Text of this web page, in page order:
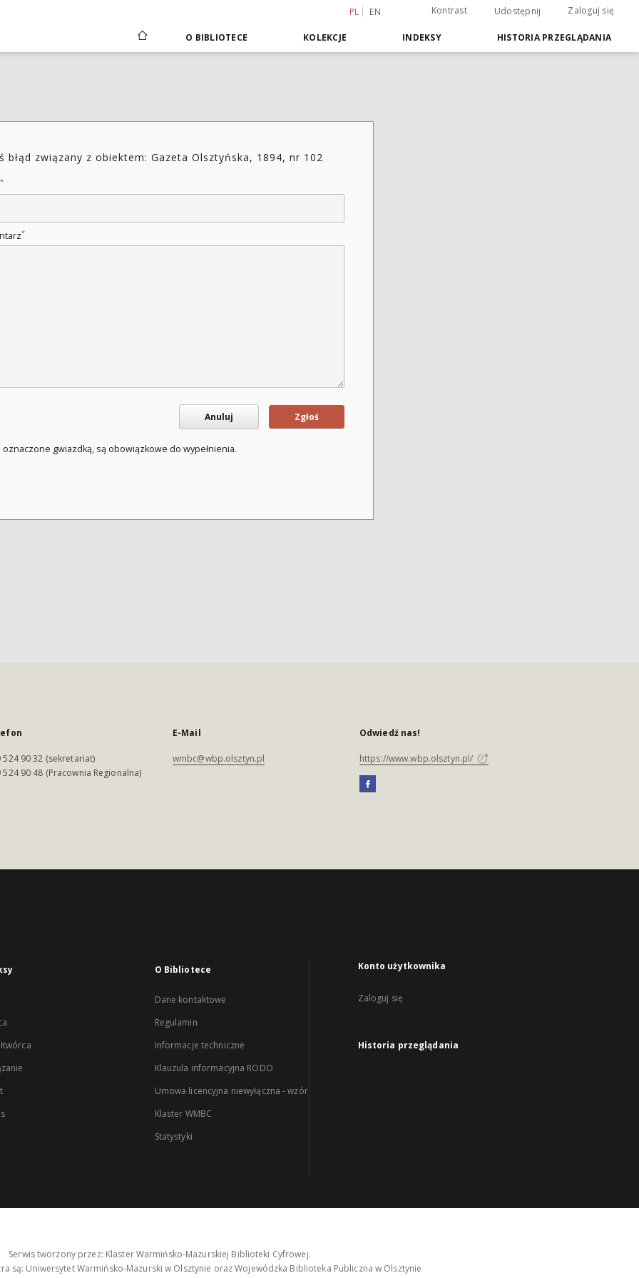
PL EN Kontrast Udostępnij Zaloguj się
O BIBLIOTECE KOLEKCJE INDEKSY HISTORIA PRZEGLĄDANIA
błąd związany z obiektem: Gazeta Olsztyńska, 1894, nr 102
*
*
Anuluj Zgłoś
oznaczone gwiazdką, są obowiązkowe do wypełnienia.
524 90 32 (sekretariat)
524 90 48 (Pracownia Regionalna)
E-Mail
wmbc@wbp.olsztyn.pl
Odwiedź nas!
https://www.wbp.olsztyn.pl/
O Bibliotece
Dane kontaktowe
Regulamin
Informacje techniczne
Klauzula informacyjna RODO
Umowa licencyjna niewyłączna - wzór
Klaster WMBC
Statystyki
Konto użytkownika
Zaloguj się
Historia przeglądania
Serwis tworzony przez: Klaster Warmińsko-Mazurskiej Biblioteki Cyfrowej.
są: Uniwersytet Warmińsko-Mazurski w Olsztynie oraz Wojewódzka Biblioteka Publiczna w Olsztynie